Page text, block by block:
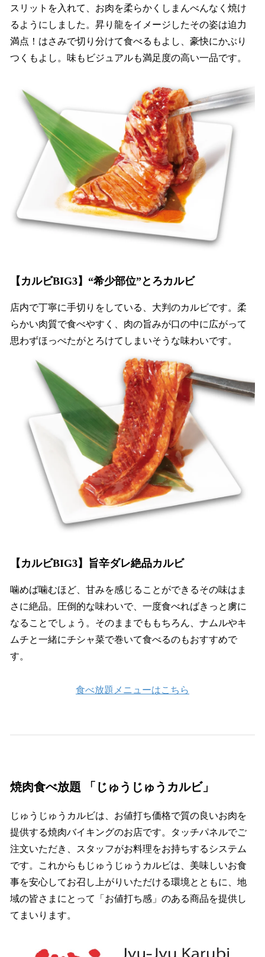
スリットを入れて、お肉を柔らかくしまんべんなく焼け
るようにしました。昇り龍をイメージしたその姿は迫力
満点！はさみで切り分けて食べるもよし、豪快にかぶり
つくもよし。味もビジュアルも満足度の高い一品です。
【カルビBIG3】“希少部位”とろカルビ
店内で丁寧に手切りをしている、大判のカルビです。柔
らかい肉質で食べやすく、肉の旨みが口の中に広がって
思わずほっぺたがとろけてしまいそうな味わいです。
【カルビBIG3】旨辛ダレ絶品カルビ
噛めば噛むほど、甘みを感じることができるその味はま
さに絶品。圧倒的な味わいで、一度食べればきっと虜に
なることでしょう。そのままでももちろん、ナムルやキ
ムチと一緒にチシャ菜で巻いて食べるのもおすすめで
す。
食べ放題メニューはこちら
焼肉食べ放題 「じゅうじゅうカルビ」
じゅうじゅうカルビは、お値打ち価格で質の良いお肉を
提供する焼肉バイキングのお店です。タッチパネルでご
注文いただき、スタッフがお料理をお持ちするシステム
です。これからもじゅうじゅうカルビは、美味しいお食
事を安心してお召し上がりいただける環境とともに、地
域の皆さまにとって「お値打ち感」のある商品を提供し
てまいります。